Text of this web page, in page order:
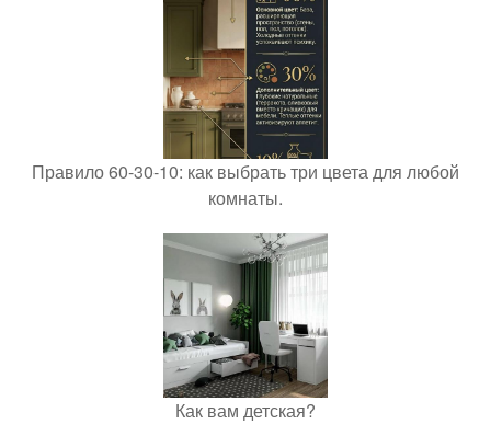
Правило 60-30-10: как выбрать три цвета для любой
комнаты.
Как вам детская?